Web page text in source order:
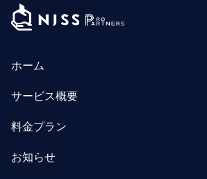
ホーム
サービス概要
料金プラン
お知らせ